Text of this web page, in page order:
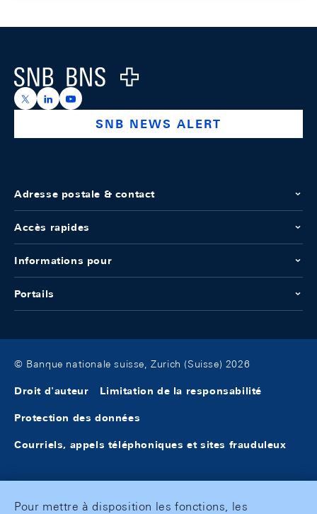
Logo
https://x.com/snb_bns
https://ch.linkedin.com/company/swiss-national-
https://www.youtube.com/@swissnationalbank
SNB NEWS ALERT
Adresse postale & contact
Accès rapides
Informations pour
Portails
© Banque nationale suisse, Zurich (Suisse) 2026
Droit d'auteur Limitation de la responsabilité
Protection des données
Courriels, appels téléphoniques et sites frauduleux
Pour mettre à disposition les fonctions, les